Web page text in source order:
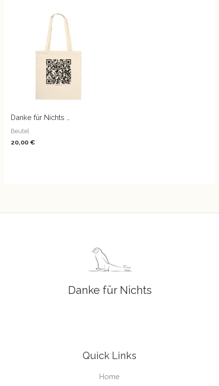
Danke für Nichts …
Beutel
20,00 €
Danke für Nichts
Quick Links
Home